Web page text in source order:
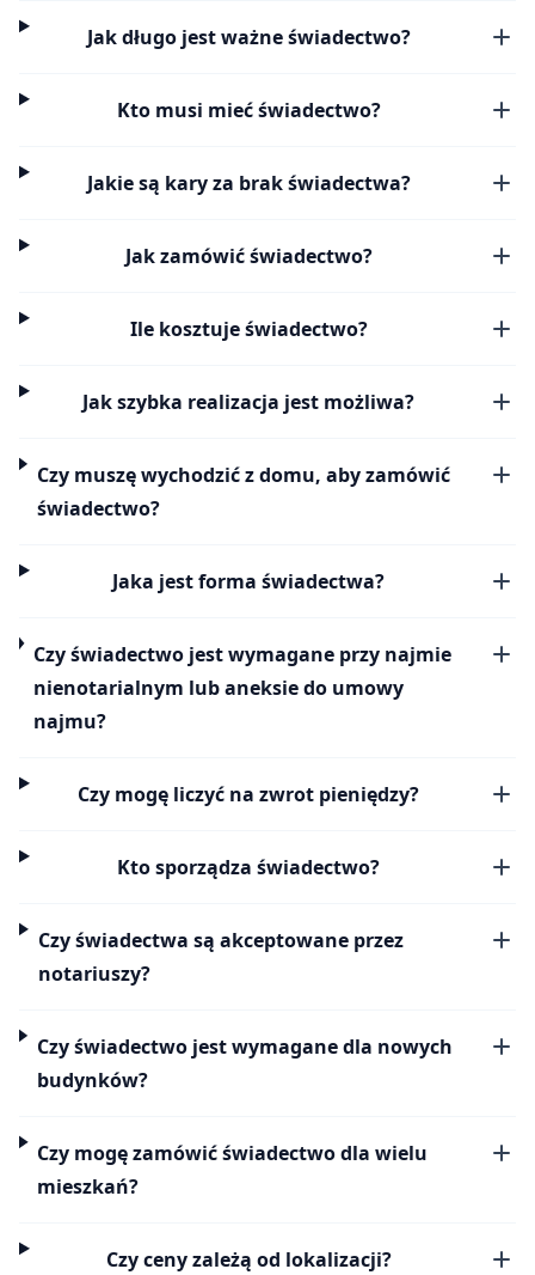
Jak długo jest ważne świadectwo?
Kto musi mieć świadectwo?
Jakie są kary za brak świadectwa?
Jak zamówić świadectwo?
Ile kosztuje świadectwo?
Jak szybka realizacja jest możliwa?
Czy muszę wychodzić z domu, aby zamówić
świadectwo?
Jaka jest forma świadectwa?
Czy świadectwo jest wymagane przy najmie
nienotarialnym lub aneksie do umowy
najmu?
Czy mogę liczyć na zwrot pieniędzy?
Kto sporządza świadectwo?
Czy świadectwa są akceptowane przez
notariuszy?
Czy świadectwo jest wymagane dla nowych
budynków?
Czy mogę zamówić świadectwo dla wielu
mieszkań?
Czy ceny zależą od lokalizacji?